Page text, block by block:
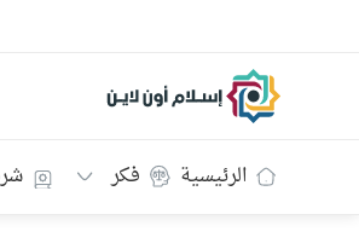
إسلام أون لاين
الرئيسية فكر